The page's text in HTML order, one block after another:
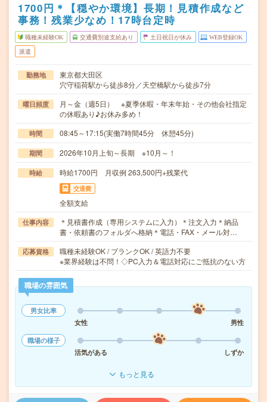
1700円＊【穏やか環境】長期！見積作成など
事務！残業少なめ！17時台定時
職種未経験OK 交通費別途支給あり 土日祝日が休み WEB登録OK
派遣
勤務地
東京都大田区
穴守稲荷駅から徒歩8分／天空橋駅から徒歩7分
曜日頻度
月～金（週5日） ※夏季休暇・年末年始・その他会社指定
の休暇あり♪お休み多め！
時間 08:45～17:15(実働7時間45分 休憩45分)
期間 2026年10月上旬～長期 ※10月～！
時給 時給1700円 月収例 263,500円+残業代
交通費
全額支給
仕事内容
＊見積書作成（専用システムに入力）＊注文入力＊納品
書・依頼書のフォルダへ格納＊電話・FAX・メール対…
応募資格
職種未経験OK / ブランクOK / 英語力不要
※業界経験は不問！◇PC入力＆電話対応にご抵抗のない方
職場の雰囲気
男女比率
女性
男性
職場の様子
活気がある
しずか
もっと見る